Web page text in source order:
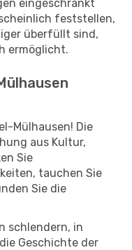
eingeschränkt
feststellen,
überfüllt sind,
ermöglicht.
Mülhausen! Die
aus Kultur,
Sie
tauchen Sie
Sie die
schlendern, in
Geschichte der